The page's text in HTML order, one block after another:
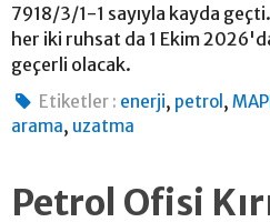
7918/3/1-1 sayıyla kayda
her iki ruhsat da 1 Ekim
geçerli olacak.
Etiketler : enerji, petrol ,
arama, uzatma
Petrol Ofisi